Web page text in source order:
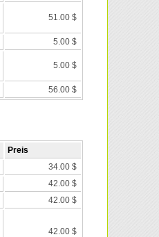
51.00 $
5.00 $
5.00 $
56.00 $
Preis
34.00 $
42.00 $
42.00 $
42.00 $